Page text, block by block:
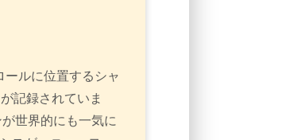
ールに位置するシャ
記録されていま
世界的にも一気に